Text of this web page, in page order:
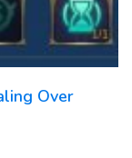
Over